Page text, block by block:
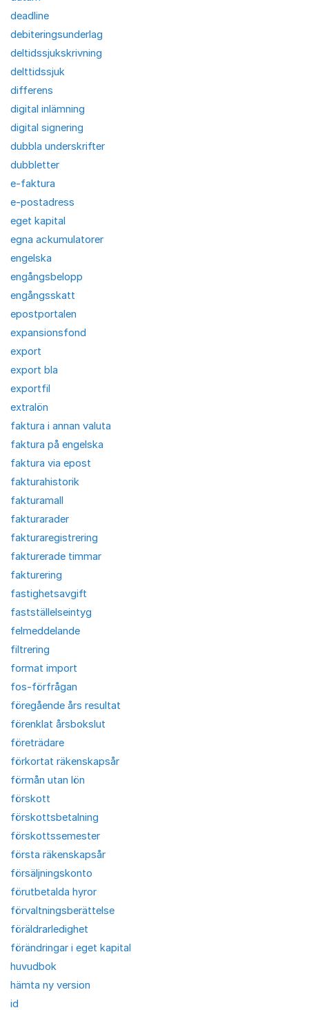
deadline
debiteringsunderlag
deltidssjukskrivning
delttidssjuk
differens
digital inlämning
digital signering
dubbla underskrifter
dubbletter
e-faktura
e-postadress
eget kapital
egna ackumulatorer
engelska
engångsbelopp
engångsskatt
epostportalen
expansionsfond
export
export bla
exportfil
extralön
faktura i annan valuta
faktura på engelska
faktura via epost
fakturahistorik
fakturamall
fakturarader
fakturaregistrering
fakturerade timmar
fakturering
fastighetsavgift
fastställelseintyg
felmeddelande
filtrering
format import
fos-förfrågan
föregående års resultat
förenklat årsbokslut
företrädare
förkortat räkenskapsår
förmån utan lön
förskott
förskottsbetalning
förskottssemester
första räkenskapsår
försäljningskonto
förutbetalda hyror
förvaltningsberättelse
föräldrarledighet
förändringar i eget kapital
huvudbok
hämta ny version
id